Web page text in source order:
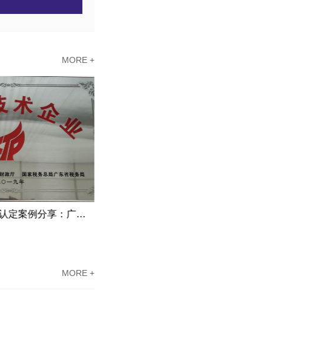
MORE +
东莞高新企业资质认定案例分享：广东科讯协助新能源企业攻克难题
MORE +